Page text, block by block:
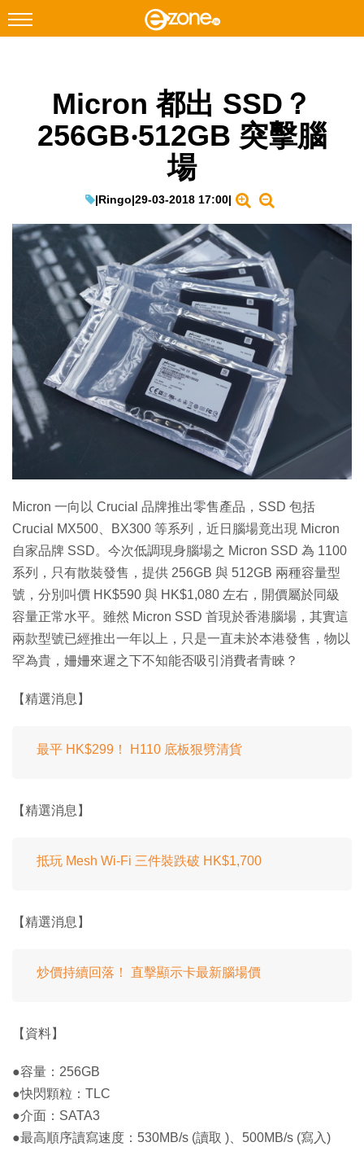
Facebook Instagram
科技焦點
教學評測
EduTech
IT Times
生成式AI與雲端應用
Enterprise Digital Transformation
特集
Micron 都出 SSD？
256GB‧512GB 突擊腦
場
|Ringo|29-03-2018 17:00|
Micron 一向以 Crucial 品牌推出零售產品，SSD 包括
Crucial MX500、BX300 等系列，近日腦場竟出現 Micron
自家品牌 SSD。今次低調現身腦場之 Micron SSD 為 1100
系列，只有散裝發售，提供 256GB 與 512GB 兩種容量型
號，分別叫價 HK$590 與 HK$1,080 左右，開價屬於同級
容量正常水平。雖然 Micron SSD 首現於香港腦場，其實這
兩款型號已經推出一年以上，只是一直未於本港發售，物以
罕為貴，姍姍來遲之下不知能否吸引消費者青睞？
【精選消息】
最平 HK$299！ H110 底板狠劈清貨
【精選消息】
抵玩 Mesh Wi-Fi 三件裝跌破 HK$1,700
【精選消息】
炒價持續回落！ 直擊顯示卡最新腦場價
【資料】
●容量：256GB
●快閃顆粒：TLC
●介面：SATA3
●最高順序讀寫速度：530MB/s (讀取 )、500MB/s (寫入)